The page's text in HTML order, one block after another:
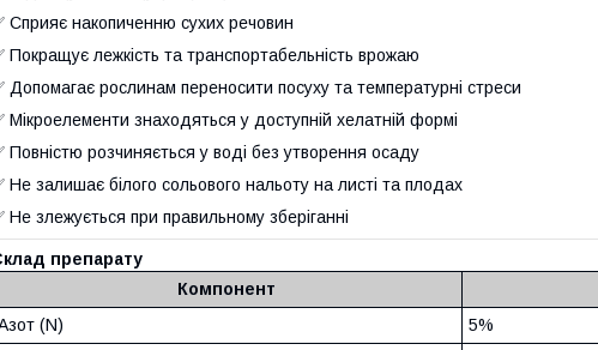
Сприяє накопиченню сухих речовин
Покращує лежкість та транспортабельність врожаю
Допомагає рослинам переносити посуху та температурні стреси
Мікроелементи знаходяться у доступній хелатній формі
Повністю розчиняється у воді без утворення осаду
Не залишає білого сольового нальоту на листі та плодах
Не злежується при правильному зберіганні
препарату
Компонент
(N)
5%